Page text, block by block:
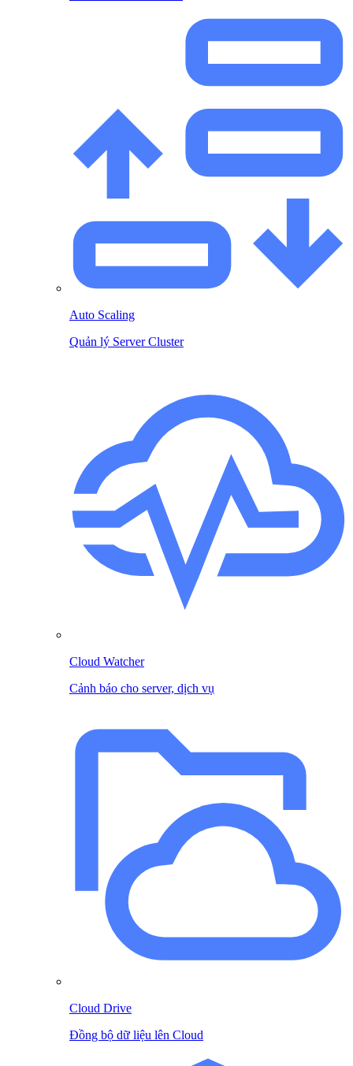
Auto Scaling
Quản lý Server Cluster
Cloud Watcher
Cảnh báo cho server, dịch vụ
Cloud Drive
Đồng bộ dữ liệu lên Cloud